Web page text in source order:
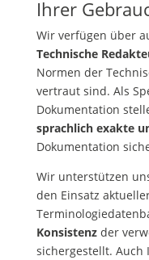
Ihrer
Wir verfügen über
Technische
Normen der
vertraut sind. Als
Dokumentation
sprachlich exakte
Dokumentation
Wir unterstützen
den Einsatz
Konsistenz der
sichergestellt. Auch